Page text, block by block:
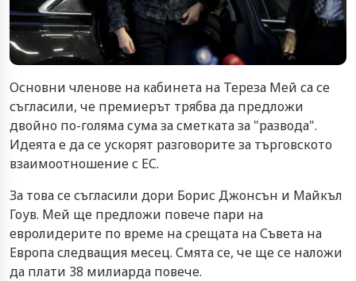
Основни членове на кабинета на Тереза Мей са се
съгласили, че премиерът трябва да предложи
двойно по-голяма сума за сметката за "развода".
Идеята е да се ускорят разговорите за търговското
взаимоотношение с ЕС.
За това се съгласили дори Борис Джонсън и Майкъл
Гоув. Мей ще предложи повече пари на
евролидерите по време на срещата на Съвета на
Европа следващия месец. Смята се, че ще се наложи
да плати 38 милиарда повече.